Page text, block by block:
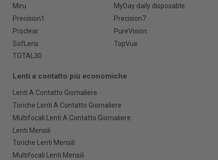
Miru
MyDay daily disposable
Precision1
Precision7
Proclear
PureVision
SofLens
TopVue
TOTAL30
Lenti a contatto più economiche
Lenti A Contatto Giornaliere
Toriche Lenti A Contatto Giornaliere
Multifocali Lenti A Contatto Giornaliere
Lenti Mensili
Toriche Lenti Mensili
Multifocali Lenti Mensili